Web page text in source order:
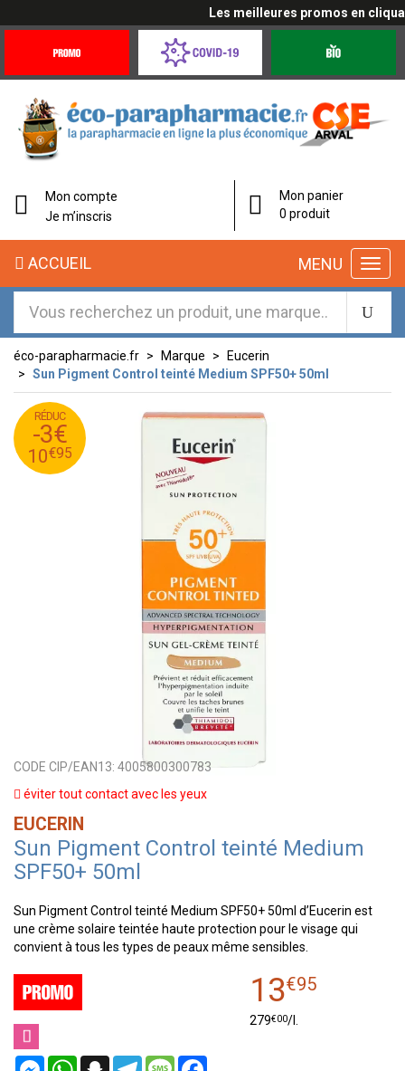
Les meilleures promos en
Offres
Coronavirus
Mon compte
Je m’inscris
Mon panier
0 produit
MENU
ACCUEIL
éco-parapharmacie.fr Marque
Eucerin
Sun Pigment Control teinté Medium SPF50+ 50ml
RÉDUC
-3€
10€95
13
€
95
10
€
95
CODE CIP/EAN13: 4005800300783
éviter tout contact avec les yeux
EUCERIN
Sun Pigment Control teinté Medium
SPF50+ 50ml
Sun Pigment Control teinté Medium SPF50+ 50ml d’Eucerin est
une crème solaire teintée haute protection pour le visage qui
convient à tous les types de peaux même sensibles.
MessengerWhatsAppSnapchatTelegramMessage
13€95
279€00/